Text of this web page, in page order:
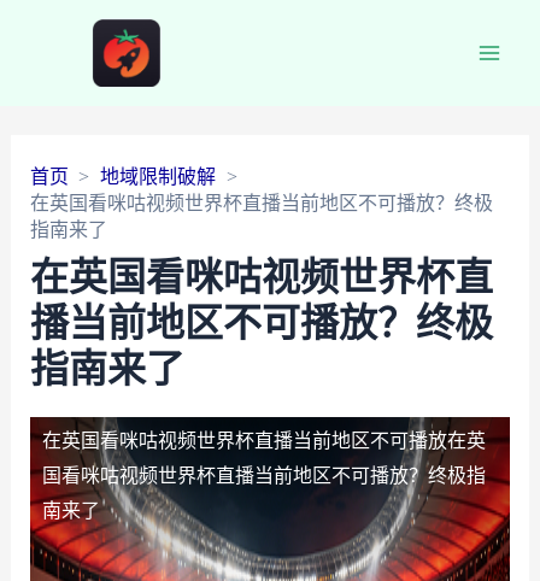
首页
地域限制破解
在英国看咪咕视频世界杯直播当前地区不可播放？终极
指南来了
在英国看咪咕视频世界杯直
播当前地区不可播放？终极
指南来了
在英国看咪咕视频世界杯直播当前地区不可播放在英
国看咪咕视频世界杯直播当前地区不可播放？终极指
南来了